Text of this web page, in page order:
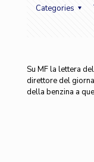
Categories
Su MF la lettera
direttore del
della benzina a